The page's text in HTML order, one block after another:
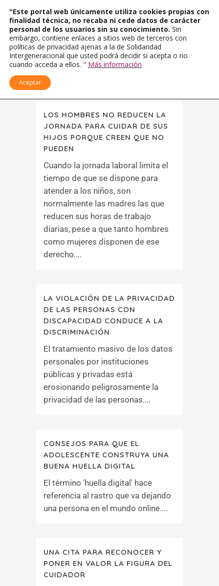
LOS HOMBRES NO REDUCEN LA
JORNADA PARA CUIDAR DE SUS
HIJOS PORQUE CREEN QUE NO
PUEDEN
Cuando la jornada laboral limita el
tiempo de que se dispone para
atender a los niños, son
normalmente las madres las que
reducen sus horas de trabajo
diarias, pese a que tanto hombres
como mujeres disponen de ese
derecho....
LA VIOLACIÓN DE LA PRIVACIDAD
DE LAS PERSONAS CON
DISCAPACIDAD CONDUCE A LA
DISCRIMINACIÓN
El tratamiento masivo de los datos
personales por instituciones
públicas y privadas está
erosionando peligrosamente la
privacidad de las personas....
CONSEJOS PARA QUE EL
ADOLESCENTE CONSTRUYA UNA
BUENA HUELLA DIGITAL
El término 'huella digital' hace
referencia al rastro que va dejando
una persona en el mundo online....
UNA CITA PARA RECONOCER Y
PONER EN VALOR LA FIGURA DEL
CUIDADOR
"Este portal web únicamente utiliza cookies propias con
finalidad técnica, no recaba ni cede datos de carácter
personal de los usuarios sin su conocimiento. Sin
embargo, contiene enlaces a sitios web de terceros con
políticas de privacidad ajenas a la de Solidaridad
Intergeneracional que usted podrá decidir si acepta o no
cuando acceda a ellos. " Más información
Aceptar